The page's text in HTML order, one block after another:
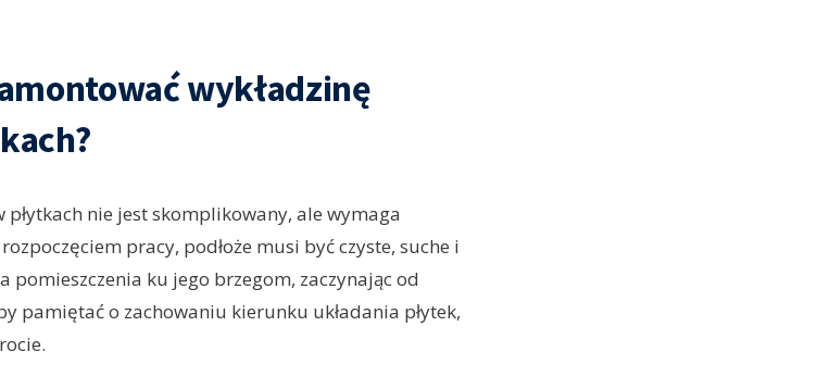
wykładzinę
nie jest skomplikowany, ale wymaga
pracy, podłoże musi być czyste, suche i
pomieszczenia ku jego brzegom, zaczynając od
pamiętać o zachowaniu kierunku układania płytek,